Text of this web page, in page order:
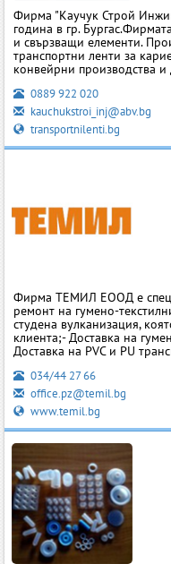
Фирма "Каучук Строй
година в гр.
и свързващи елементи.
транспортни ленти за
конвейрни производства и
0889 922 020
kauchukstroi_inj@abv.bg
transportnilenti.bg
Фирма ТЕМИЛ ЕООД е
ремонт на гумено-
студена вулканизация,
клиента;- Доставка на
Доставка на PVC и PU
034/44 27 66
office.pz@temil.bg
www.temil.bg